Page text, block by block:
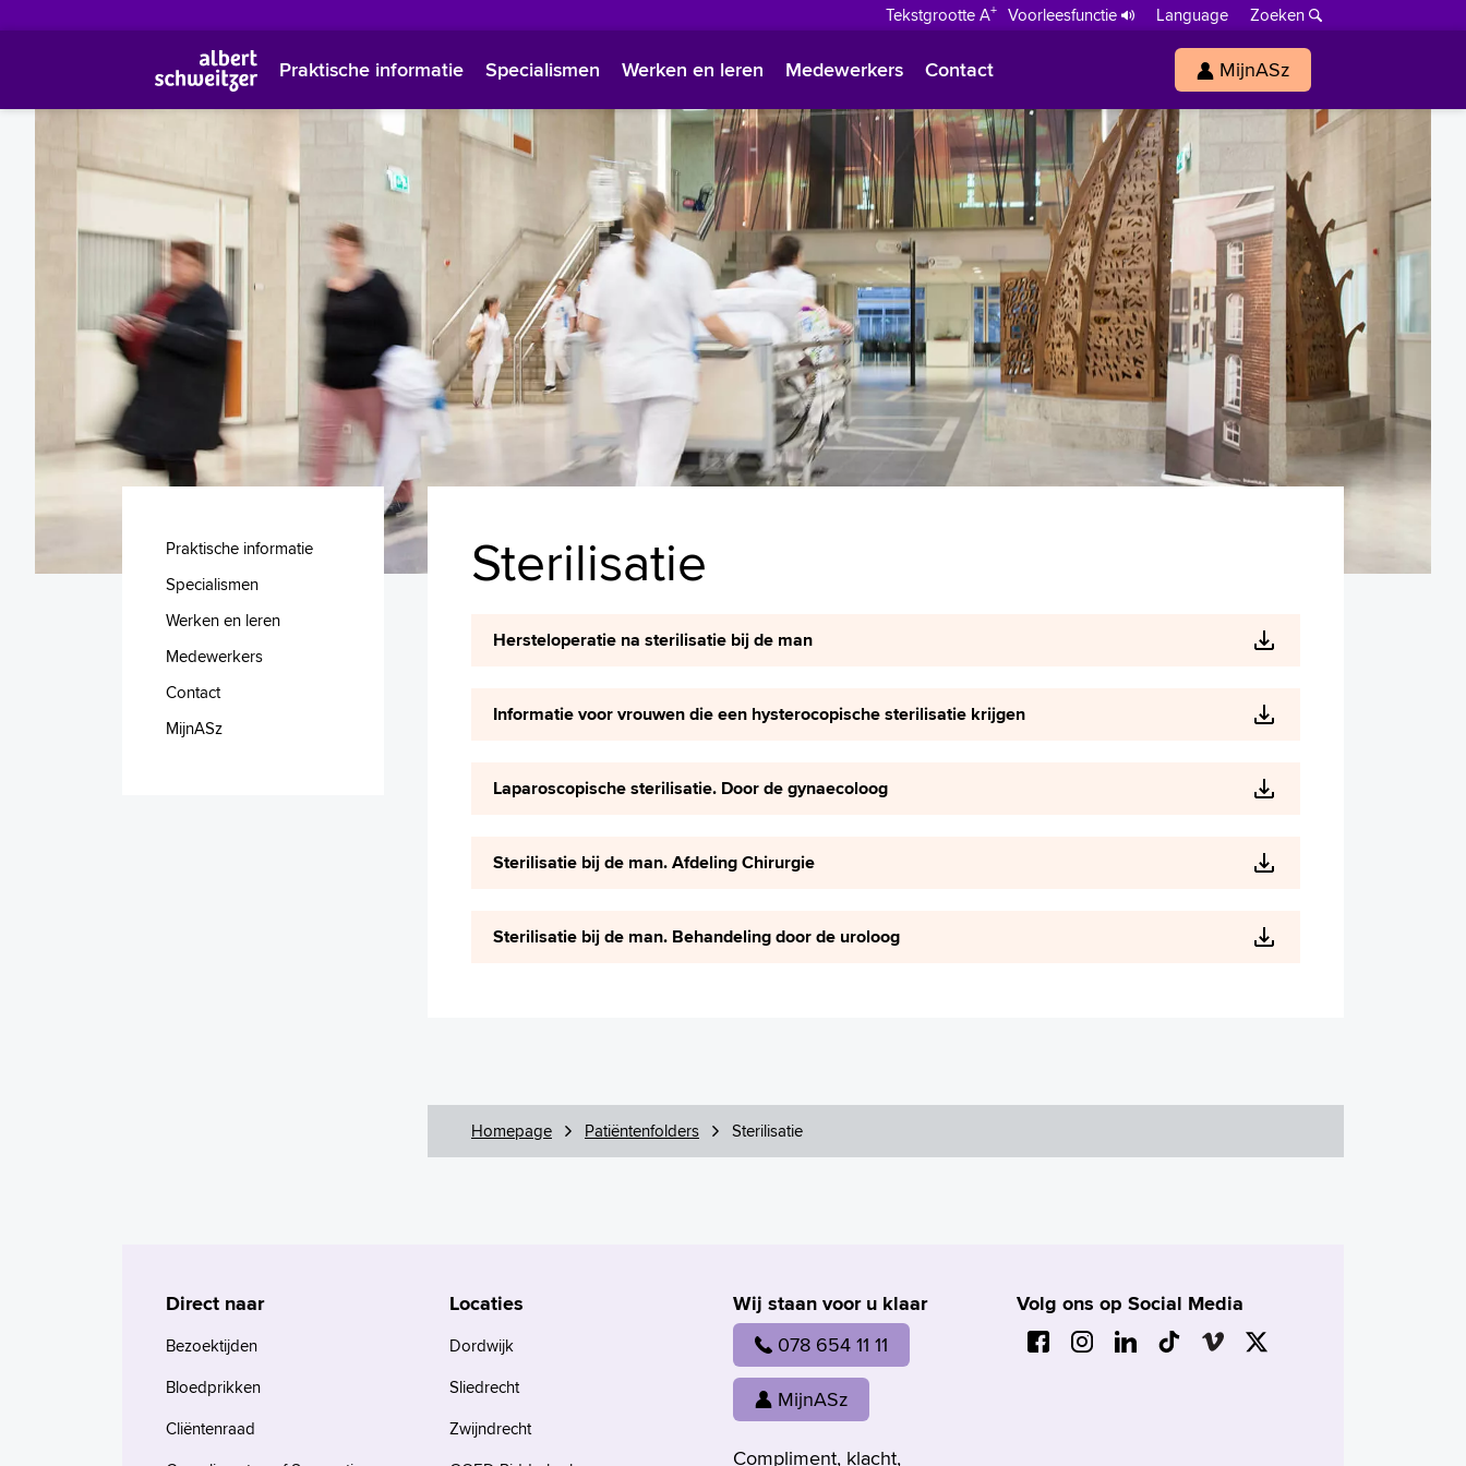
Tekstgrootte A+ Voorleesfunctie Language
Zoeken
Polski
Türkçe
Arabisch
Praktische informatie Specialismen Werken en leren Medewerkers Contact MijnASz
Praktische informatie
Specialismen
Werken en leren
Medewerkers
Contact
MijnASz
Sterilisatie
Hersteloperatie na sterilisatie bij de man
Informatie voor vrouwen die een hysterocopische sterilisatie krijgen
Laparoscopische sterilisatie. Door de gynaecoloog
Sterilisatie bij de man. Afdeling Chirurgie
Sterilisatie bij de man. Behandeling door de uroloog
Homepage Patiëntenfolders Sterilisatie
Wij staan voor u klaar
078 654 11 11
MijnASz
Compliment, klacht,
Volg ons op Social Media
Direct naar
Bezoektijden
Bloedprikken
Cliëntenraad
Locaties
Dordwijk
Sliedrecht
Zwijndrecht